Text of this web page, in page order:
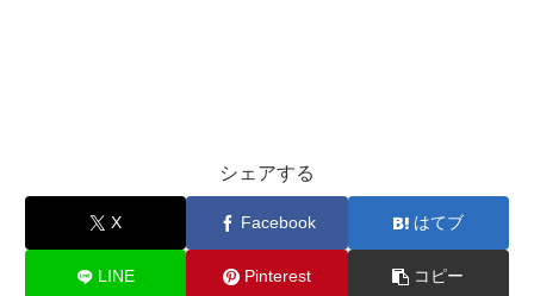
シェアする
X Facebook はてブ
LINE Pinterest コピー